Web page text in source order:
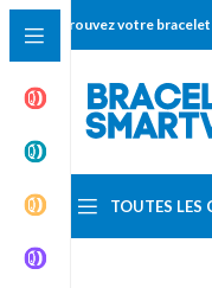
Trouvez votre
TOUTES LES